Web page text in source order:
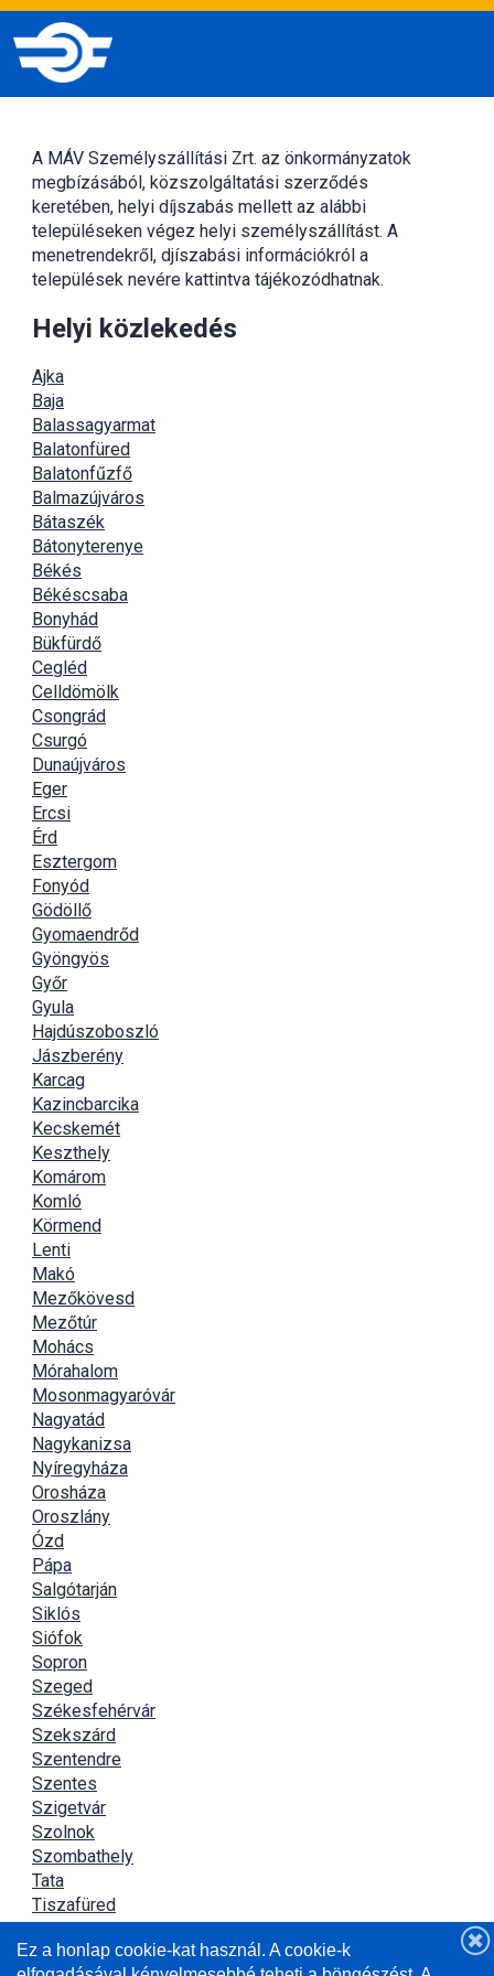
A MÁV Személyszállítási Zrt. az önkormányzatok
megbízásából, közszolgáltatási szerződés
keretében, helyi díjszabás mellett az alábbi
településeken végez helyi személyszállítást. A
menetrendekről, djíszabási információkról a
települések nevére kattintva tájékozódhatnak.
Helyi közlekedés
Ajka
Baja
Balassagyarmat
Balatonfüred
Balatonfűzfő
Balmazújváros
Bátaszék
Bátonyterenye
Békés
Békéscsaba
Bonyhád
Bükfürdő
Cegléd
Celldömölk
Csongrád
Csurgó
Dunaújváros
Eger
Ercsi
Érd
Esztergom
Fonyód
Gödöllő
Gyomaendrőd
Gyöngyös
Győr
Gyula
Hajdúszoboszló
Jászberény
Karcag
Kazincbarcika
Kecskemét
Keszthely
Komárom
Komló
Körmend
Lenti
Makó
Mezőkövesd
Mezőtúr
Mohács
Mórahalom
Mosonmagyaróvár
Nagyatád
Nagykanizsa
Nyíregyháza
Orosháza
Oroszlány
Ózd
Pápa
Salgótarján
Siklós
Siófok
Sopron
Szeged
Székesfehérvár
Szekszárd
Szentendre
Szentes
Szigetvár
Szolnok
Szombathely
Tata
Tiszafüred
Újszász
Ez a honlap cookie-kat használ. A cookie-k